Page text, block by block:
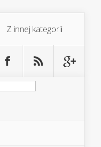
Z innej kategorii